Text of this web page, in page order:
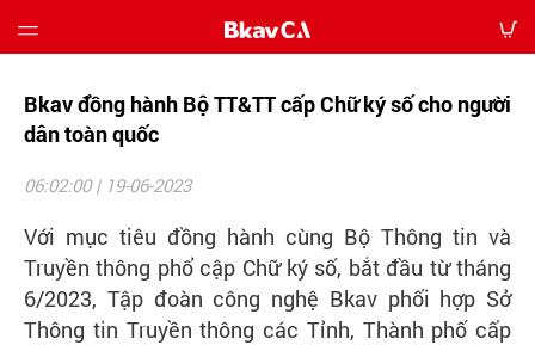
Giới
thiệu
Bảng
Hướng
dẫn
Bkav đồng hành Bộ TT&TT cấp Chữ ký số cho người
dân toàn quốc
06:02:00 | 19-06-2023
Với mục tiêu đồng hành cùng Bộ Thông tin và
Truyền thông phổ cập Chữ ký số, bắt đầu từ tháng
6/2023, Tập đoàn công nghệ Bkav phối hợp Sở
Thông tin Truyền thông các Tỉnh, Thành phố cấp